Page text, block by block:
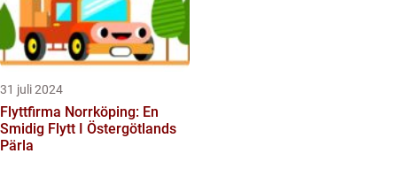
31 juli 2024
Flyttfirma Norrköping: En
Smidig Flytt I Östergötlands
Pärla